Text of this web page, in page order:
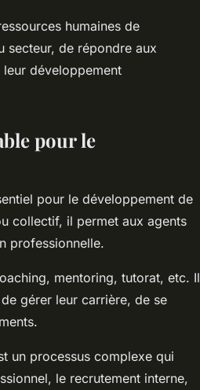
humaines de
secteur, de répondre aux
développement
pour le
pour le développement de
collectif, il permet aux agents
professionnelle.
mentoring, tutorat, etc. Il
gérer leur carrière, de se
un processus complexe qui
le recrutement interne,